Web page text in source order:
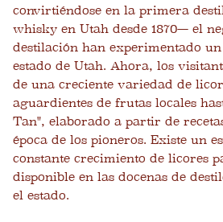
convirtiéndose en la primera
whisky en Utah desde 1870— el
destilación han experimentado
estado de Utah. Ahora, los
de una creciente variedad de
aguardientes de frutas locales
Tan", elaborado a partir de
época de los pioneros. Existe un
constante crecimiento de licores
disponible en las docenas de
el estado.